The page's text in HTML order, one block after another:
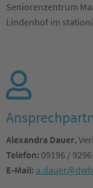
Seniorenzentrum
Lindenhof im
Alexandra Dauer,
Telefon: 09196 /
E-Mail: